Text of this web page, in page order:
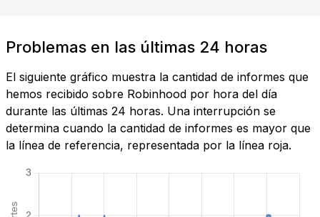
Problemas en las últimas 24 horas
El siguiente gráfico muestra la cantidad de informes que
hemos recibido sobre Robinhood por hora del día
durante las últimas 24 horas. Una interrupción se
determina cuando la cantidad de informes es mayor que
la línea de referencia, representada por la línea roja.